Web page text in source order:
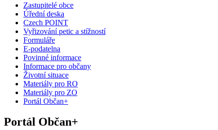
Zastupitelé obce
Úřední deska
Czech POINT
Vyřizování petic a stížností
Formuláře
E-podatelna
Povinné informace
Informace pro občany
Životní situace
Materiály pro RO
Materiály pro ZO
Portál Občan+
Portál Občan+